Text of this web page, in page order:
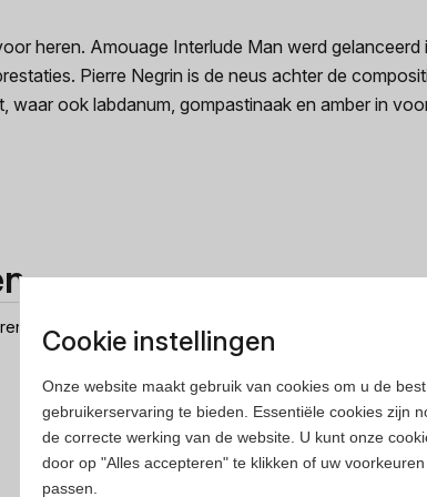
heren. Amouage Interlude Man werd
Pierre Negrin is de neus achter de
ook labdanum, gompastinaak en amber in
parfum
Cookie instellingen
Onze website maakt gebruik van cookies om u de
gebruikerservaring te bieden. Essentiële cookies zijn
de correcte werking van de website. U kunt onze
door op "Alles accepteren" te klikken of uw
passen.